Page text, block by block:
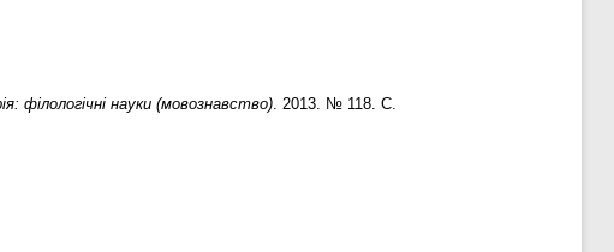
філологічні науки (мовознавство) . 2013. № 118. С.